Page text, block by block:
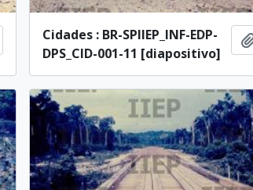
Añadir al portapapeles
Cidades : BR-SPIIEP_INF-EDP-
DPS_CID-001-11 [diapositivo]